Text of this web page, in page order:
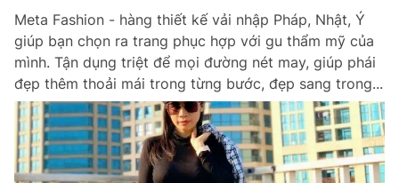
Meta Fashion - hàng thiết kế vải nhập Pháp, Nhật, Ý
giúp bạn chọn ra trang phục hợp với gu thẩm mỹ của
mình. Tận dụng triệt để mọi đường nét may, giúp phái
đẹp thêm thoải mái trong từng bước, đẹp sang trong...